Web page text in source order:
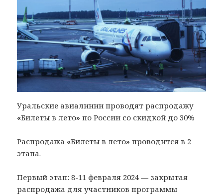
Уральские авиалинии проводят распродажу
«Билеты в лето» по России со скидкой до 30%
Распродажа «Билеты в лето» проводится в 2
этапа.
Первый этап: 8-11 февраля 2024 — закрытая
распродажа для участников программы